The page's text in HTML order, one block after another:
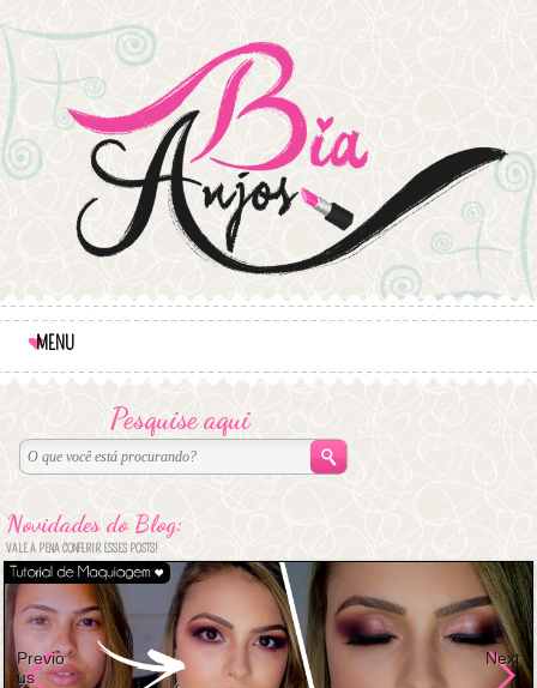
MENU
Pesquise aqui
Novidades do Blog:
VALE A PENA CONFERIR ESSES POSTS!
Previo
us
Next